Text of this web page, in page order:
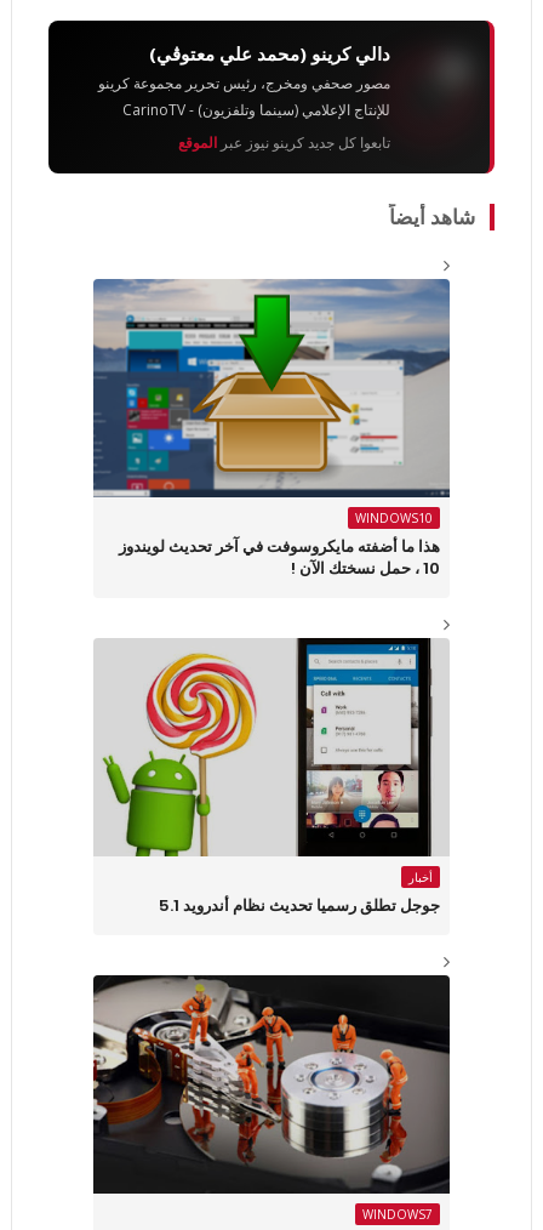
دالي كرينو (محمد علي معتوڨي)
مصور صحفي ومخرج، رئيس تحرير مجموعة كرينو
للإنتاج الإعلامي (سينما وتلفزيون) - CarinoTV
تابعوا كل جديد كرينو نيوز عبر الموقع
شاهد أيضاً
WINDOWS10
هذا ما أضفته مايكروسوفت في آخر تحديث لويندوز
10 ، حمل نسختك الآن !
أخبار
جوجل تطلق رسميا تحديث نظام أندرويد 5.1
WINDOWS7